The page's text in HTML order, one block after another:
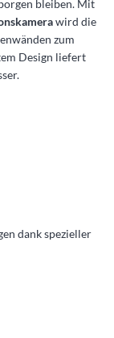
bleiben. Mit
wird die
zum
Design liefert
dank spezieller